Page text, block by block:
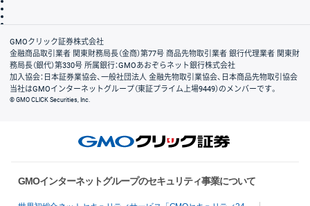
会社案内
GMOクリック証券株式会社
金融商品取引業者 関東財務局長（金商）第77号 商品先物取引業者 銀行代理業者 関東財
務局長（銀代）第330号 所属銀行：GMOあおぞらネット銀行株式会社
加入協会：日本証券業協会、一般社団法人 金融先物取引業協会、日本商品先物取引協会
当社はGMOインターネットグループ（東証プライム上場9449）のメンバーです。
© GMO CLICK Securities, Inc.
GMOインターネットグループのセキュリティ事業について